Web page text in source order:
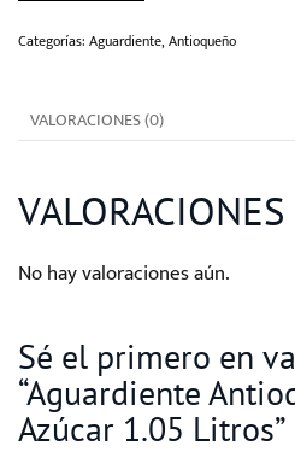
Sin
Litros
Categorías: Aguardiente,Antioqueño
VALORACIONES (0)
VALORACIONES
No hay valoraciones aún.
Sé el primero en
“Aguardiente
Azúcar 1.05 Litros”